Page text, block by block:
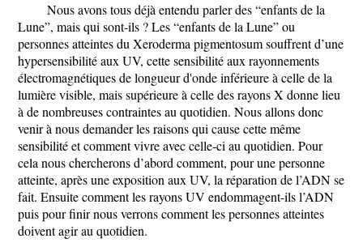
Nous avons tous déjà entendu parler des “enfants de la
Lune”, mais qui sont-ils ? Les “enfants de la Lune” ou
personnes atteintes du Xeroderma pigmentosum souffrent d’une
hypersensibilité aux UV, cette sensibilité aux rayonnements
électromagnétiques de longueur d'onde inférieure à celle de la
lumière visible, mais supérieure à celle des rayons X donne lieu
à de nombreuses contraintes au quotidien. Nous allons donc
venir à nous demander les raisons qui cause cette même
sensibilité et comment vivre avec celle-ci au quotidien. Pour
cela nous chercherons d’abord comment, pour une personne
atteinte, après une exposition aux UV, la réparation de l’ADN se
fait. Ensuite comment les rayons UV endommagent-ils l’ADN
puis pour finir nous verrons comment les personnes atteintes
doivent agir au quotidien.